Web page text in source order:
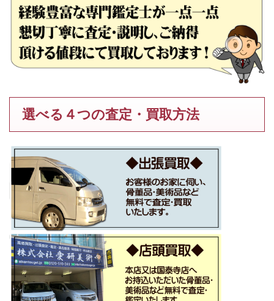
選べる４つの査定・買取方法